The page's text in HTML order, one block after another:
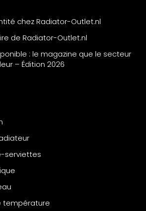
chez Radiator-Outlet.nl
de Radiator-Outlet.nl
: le magazine que le secteur
– Édition 2026
serviettes
température